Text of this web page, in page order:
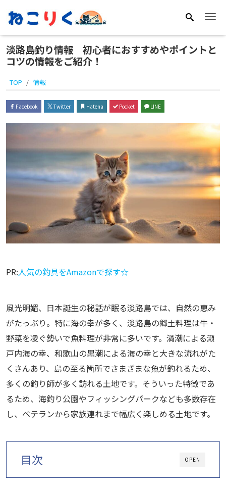
淡路島釣り情報 初心者におすすめやポイントと
コツの情報をご紹介！
TOP 情報
Facebook Twitter Hatena Pocket LINE
PR:人気の釣具をAmazonで探す☆
風光明媚、日本誕生の秘話が眠る淡路島では、自然の恵み
がたっぷり。特に海の幸が多く、淡路島の郷土料理は牛・
野菜を凌ぐ勢いで魚料理が非常に多いです。渦潮による瀬
戸内海の幸、和歌山の黒潮による海の幸と大きな流れがた
くさんあり、島の至る箇所でさまざまな魚が釣れるため、
多くの釣り師が多く訪れる土地です。そういった特徴であ
るため、海釣り公園やフィッシングパークなども多数存在
し、ベテランから家族連れまで幅広く楽しめる土地です。
OPEN
目次